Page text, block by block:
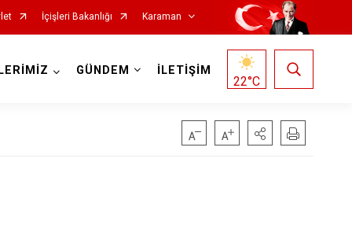
İçişleri Bakanlığı Karaman
GÜNDEM İLETİŞİM
22°C